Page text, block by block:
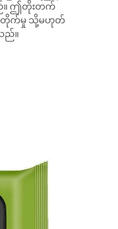
ည်။ ဤတိုးတက်
ပွတ်တိုက်မှု သို့မဟုတ်
ည်။